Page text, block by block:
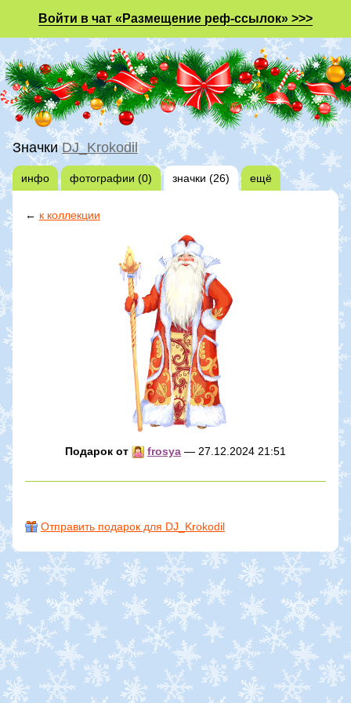
Войти в чат «Размещение реф-ссылок» >>>
ЗначкиDJ_Krokodil
инфо фотографии (0) значки (26) ещё
← к коллекции
Подарок от frosya — 27.12.2024 21:51
Отправить подарок для DJ_Krokodil